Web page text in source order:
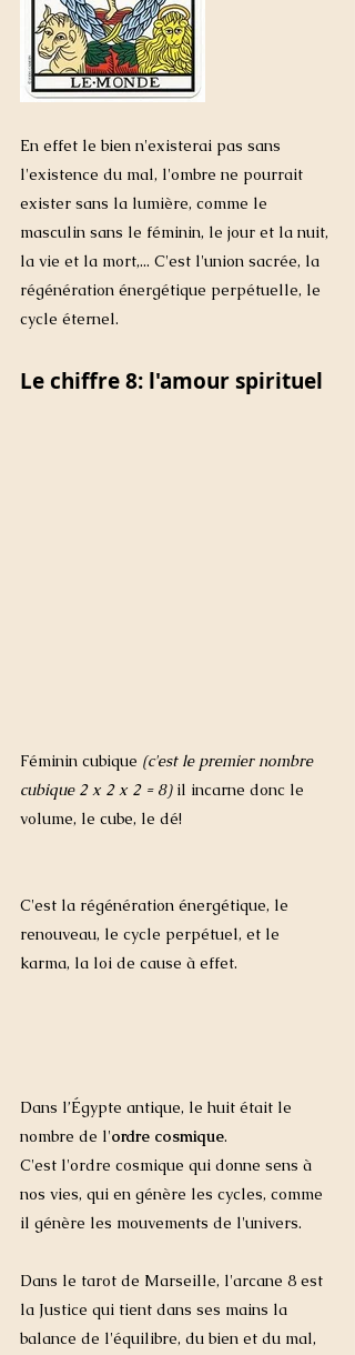
En effet le bien n'existerai pas sans
l'existence du mal, l'ombre ne pourrait
exister sans la lumière, comme le
masculin sans le féminin, le jour et la nuit,
la vie et la mort,... C'est l'union sacrée, la
régénération énergétique perpétuelle, le
cycle éternel.
Le chiffre 8: l'amour spirituel
Féminin cubique (c'est le premier nombre
cubique 2 x 2 x 2 = 8) il incarne donc le
volume, le cube, le dé!
C'est la régénération énergétique, le
renouveau, le cycle perpétuel, et le
karma, la loi de cause à effet.
Dans l’Égypte antique, le huit était le
nombre de l'ordre cosmique.
C'est l'ordre cosmique qui donne sens à
nos vies, qui en génère les cycles, comme
il génère les mouvements de l'univers.
Dans le tarot de Marseille, l'arcane 8 est
la Justice qui tient dans ses mains la
balance de l'équilibre, du bien et du mal,